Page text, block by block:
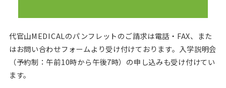
代官山MEDICALのパンフレットのご請求は電話・FAX、また
はお問い合わせフォームより受け付けております。 入学説明会
（予約制：午前10時から午後7時）の申し込みも受け付けてい
ます。